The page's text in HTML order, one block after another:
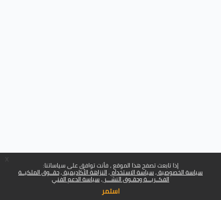
إذا تابعت تصفح هذا الموقع ، فأنت توافق على سياساتنا:
سياسة الخصوصية سياسة الاستخدام النزاهة الأكاديمية حقــوق الملكيــة
الفكــريـــة وحقـوق النشـــر سياسة الدعم الفني
استمر